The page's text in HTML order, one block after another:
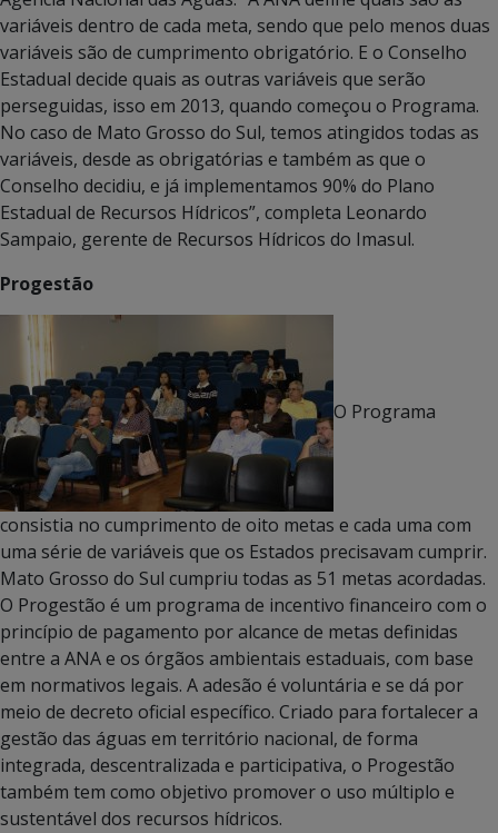
variáveis dentro de cada meta, sendo que pelo menos duas
variáveis são de cumprimento obrigatório. E o Conselho
Estadual decide quais as outras variáveis que serão
perseguidas, isso em 2013, quando começou o Programa.
No caso de Mato Grosso do Sul, temos atingidos todas as
variáveis, desde as obrigatórias e também as que o
Conselho decidiu, e já implementamos 90% do Plano
Estadual de Recursos Hídricos”, completa Leonardo
Sampaio, gerente de Recursos Hídricos do Imasul.
Progestão
O Programa
consistia no cumprimento de oito metas e cada uma com
uma série de variáveis que os Estados precisavam cumprir.
Mato Grosso do Sul cumpriu todas as 51 metas acordadas.
O Progestão é um programa de incentivo financeiro com o
princípio de pagamento por alcance de metas definidas
entre a ANA e os órgãos ambientais estaduais, com base
em normativos legais. A adesão é voluntária e se dá por
meio de decreto oficial específico. Criado para fortalecer a
gestão das águas em território nacional, de forma
integrada, descentralizada e participativa, o Progestão
também tem como objetivo promover o uso múltiplo e
sustentável dos recursos hídricos.